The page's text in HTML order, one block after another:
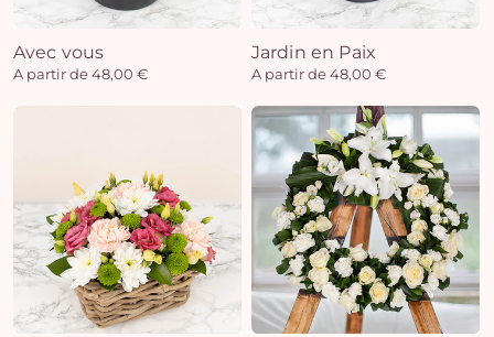
Avec vous
A partir de 48,00 €
Jardin en Paix
A partir de 48,00 €